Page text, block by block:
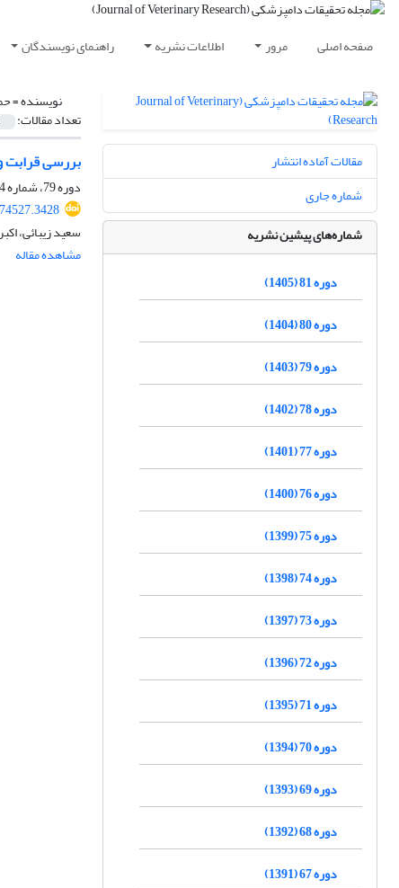
صفحه اصلی مرور اطلاعات نشریه راهنمای نویسندگان
نویسنده =
تعداد مقالات:
بررسی قرابت
دوره 79، شماره 4، زمستان 1403، صفحه
سعید زیبائی،
مشاهده مقاله
مقالات آماده انتشار
شماره جاری
شماره‌های پیشین نشریه
دوره 81 (1405)
دوره 80 (1404)
دوره 79 (1403)
دوره 78 (1402)
دوره 77 (1401)
دوره 76 (1400)
دوره 75 (1399)
دوره 74 (1398)
دوره 73 (1397)
دوره 72 (1396)
دوره 71 (1395)
دوره 70 (1394)
دوره 69 (1393)
دوره 68 (1392)
دوره 67 (1391)